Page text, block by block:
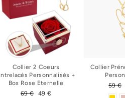
Collier 2 Coeurs
Personnalisés +
Box Rose Eternelle
Prix
69 €
Prix
49 €
Collier
Prix
59 €